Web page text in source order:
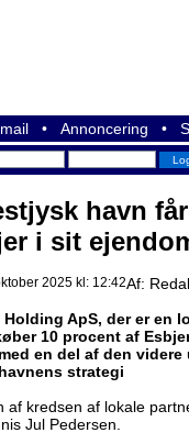
• Annoncering •
havn
i sit
2025 kl: 12:42Af:
Holding ApS, der er en
10 procent af
en del af den
strategi
af kredsen af lokale
Jul Pedersen.